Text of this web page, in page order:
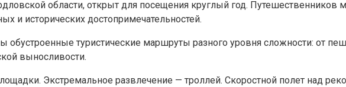
области, открыт для посещения круглый год.
и исторических достопримечательностей.
туристические маршруты разного уровня сложности: от
выносливости.
Экстремальное развлечение — троллей. Скоростной полет над